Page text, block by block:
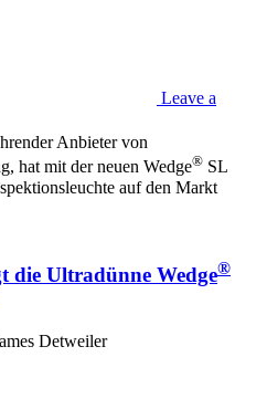
Leave a
Anbieter von
hat mit der neuen Wedge® SL
auf den Markt
die Ultradünne Wedge®
Detweiler